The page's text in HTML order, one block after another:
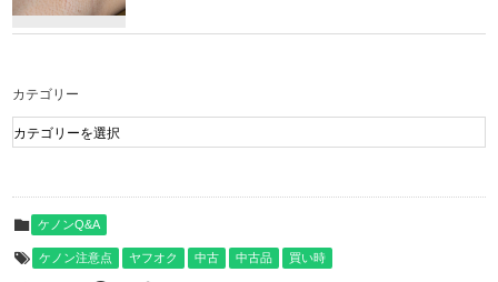
カテゴリー
ケノンQ&A
ケノン注意点 ヤフオク 中古 中古品 買い時